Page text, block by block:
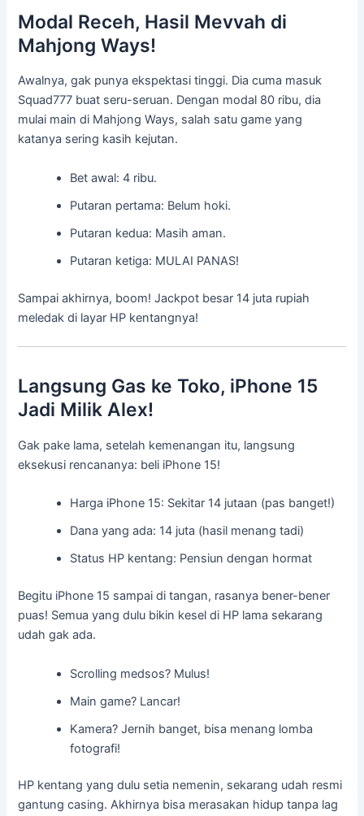
Modal Receh, Hasil Mevvah di
Mahjong Ways!
Awalnya, gak punya ekspektasi tinggi. Dia cuma masuk
Squad777 buat seru-seruan. Dengan modal 80 ribu, dia
mulai main di Mahjong Ways, salah satu game yang
katanya sering kasih kejutan.
Bet awal: 4 ribu.
Putaran pertama: Belum hoki.
Putaran kedua: Masih aman.
Putaran ketiga: MULAI PANAS!
Sampai akhirnya, boom! Jackpot besar 14 juta rupiah
meledak di layar HP kentangnya!
Langsung Gas ke Toko, iPhone 15
Jadi Milik Alex!
Gak pake lama, setelah kemenangan itu, langsung
eksekusi rencananya: beli iPhone 15!
Harga iPhone 15: Sekitar 14 jutaan (pas banget!)
Dana yang ada: 14 juta (hasil menang tadi)
Status HP kentang: Pensiun dengan hormat
Begitu iPhone 15 sampai di tangan, rasanya bener-bener
puas! Semua yang dulu bikin kesel di HP lama sekarang
udah gak ada.
Scrolling medsos? Mulus!
Main game? Lancar!
Kamera? Jernih banget, bisa menang lomba
fotografi!
HP kentang yang dulu setia nemenin, sekarang udah resmi
gantung casing. Akhirnya bisa merasakan hidup tanpa lag